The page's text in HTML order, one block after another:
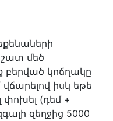
մեծ
բերված կոճղակը
իսկ եթե
փոխել (դեմ +
զեղջից 5000